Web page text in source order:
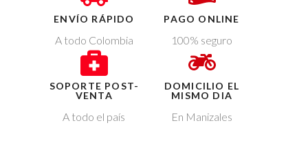
ENVÍO RÁPIDO
A todo Colombia
SOPORTE POST-
VENTA
A todo el país
PAGO ONLINE
100% seguro
DOMICILIO EL
MISMO DIA
En Manizales